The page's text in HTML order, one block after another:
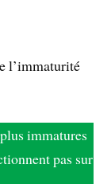
l’immaturité
immatures
pas sur